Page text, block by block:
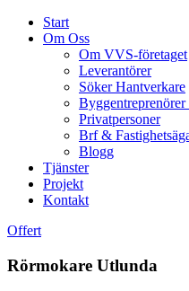
Start
Om Oss
Om VVS-företaget
Leverantörer
Söker Hantverkare
Privatpersoner
Brf &
Blogg
Tjänster
Projekt
Kontakt
Offert
Rörmokare Utlunda